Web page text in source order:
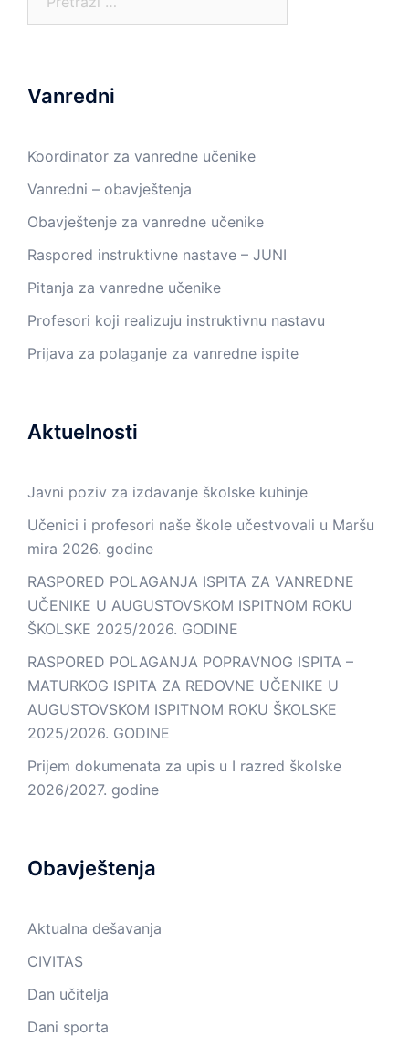
Vanredni
Koordinator za vanredne učenike
Vanredni – obavještenja
Obavještenje za vanredne učenike
Raspored instruktivne nastave – JUNI
Pitanja za vanredne učenike
Profesori koji realizuju instruktivnu nastavu
Prijava za polaganje za vanredne ispite
Aktuelnosti
Javni poziv za izdavanje školske kuhinje
Učenici i profesori naše škole učestvovali u Maršu
mira 2026. godine
RASPORED POLAGANJA ISPITA ZA VANREDNE
UČENIKE U AUGUSTOVSKOM ISPITNOM ROKU
ŠKOLSKE 2025/2026. GODINE
RASPORED POLAGANJA POPRAVNOG ISPITA –
MATURKOG ISPITA ZA REDOVNE UČENIKE U
AUGUSTOVSKOM ISPITNOM ROKU ŠKOLSKE
2025/2026. GODINE
Prijem dokumenata za upis u I razred školske
2026/2027. godine
Obavještenja
Aktualna dešavanja
CIVITAS
Dan učitelja
Dani sporta